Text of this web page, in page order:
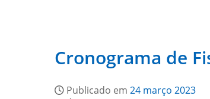
Cronograma de
Publicado em 24 março 2023